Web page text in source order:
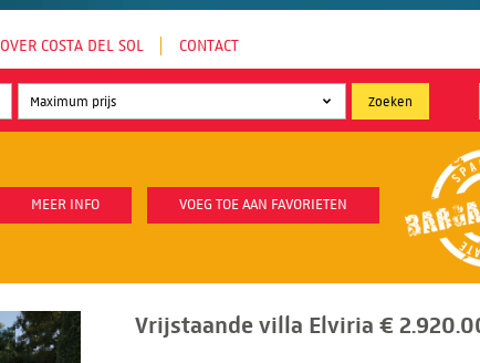
OVER COSTA DEL SOL CONTACT
MEER INFO VOEG TOE AAN FAVORIETEN
Vrijstaande villa Elviria €